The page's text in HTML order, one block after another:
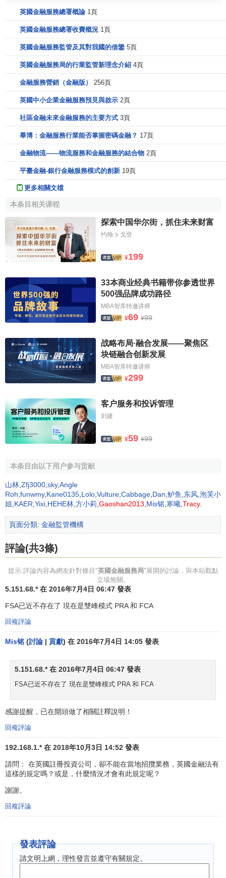
FSA宗旨
對金融服務行業進行監管。保持高效、有序、廉潔的
融市場。幫助中小消費者取得公平交易機會。
FSA目標
(一)維護英國金融市場及業界信心。
(二)促進公眾對金融制度的理解，瞭解不同類型投資和金
(三)確保業者有適當經營能力及財務結構
(四)監督、防範和打擊
FSA實現目標的基本原則
(一)重視成本與效益的
(三)重視金融管理及金融服務業國際化的本質，維護英國
競爭地位。
(四)在加之於公司的負擔和限制，以及對消費者和行業監
職責範圍
負責監管銀行、保險以及投資事業，包括證券和
而BOE主要任務維持金融穩定。
組織機構及主要職能(2000年11月)
政官(Chief Administrative Officer)一名，管理董事(managing
負責FSA總體政策制定。
(二)職能部門設置。在職能部門設置方面，董事會下設五
個部門，直接向董事會負責。同時在具體職能行使上FSA形
成三大職能板塊，一是首席行政官班子，二是負責金融監督
(Fianacial Supervision)的管理董事班子，主要對機構進行監
管；三是負責核准、執行和消費者聯繫的管理董事班子
(Authorisation, Enforcement & Consumer Relations)。三套
班子直接向董事會負責。
(三)具體職能部門：每個職能部門都有相關的董事負責。
●直接向董事會負責的部門
1、董事會秘書
(Company Secretary)：直接向主席會議
負責。
2、董事會總顧問辦公室(General Counsel to the
問，保險和友誼協會首席顧問。
3、聯絡和FSA公司事務(Communications & Corporate
聞發佈和說明。
4、質量保證及內部審計(Quality Assurance & Internal
Audit)：負責外部風險和銀行規則，內部風險以及質量保證、
5、首席行政官
英國金融服務總署概論 1頁
英國金融服務總署收費概況 1頁
英國金融服務監管及其對我國的借鑒 5頁
英國金融服務局的行業監管新理念介紹 4頁
金融服務營銷（金融版） 256頁
英國中小企業金融服務預見與啟示 2頁
社區金融未來金融服務的主要方式 3頁
畢博：金融服務行業能否掌握密碼金融？ 17頁
金融物流——物流服務和金融服務的結合物 2頁
平臺金融-銀行金融服務模式的創新 19頁
更多相關文檔
本条目相关课程
探索中国华尔街，抓住未来财富
约翰·s·戈登
¥199
33本商业经典书籍带你参透世界
500强品牌成功路径
MBA智库特邀讲师
¥69 ¥99
战略布局·融合发展——聚焦区
块链融合创新发展
MBA智库特邀讲师
¥299
客户服务和投诉管理
刘建
¥59 ¥99
本条目由以下用户参与贡献
山林 Zfj3000 sky,Angle
Roh funwmy, Kane0135 Lolo Vulture Cabbage Dan 鲈鱼 东风 泡芙小
姐 KAER Yixi HEHE林 方小莉 Gaoshan2013 Mis铭 寒曦 Tracy.
頁面分類: 金融監管機構
評論(共3條)
提示:評論內容為網友針對條目"英國金融服務局"展開的討論，與本站觀點
立場無關。
5.151.68.* 在 2016年7月4日 06:47 發表
FSA已近不存在了 現在是雙峰模式 PRA 和 FCA
回複評論
Mis铭 (討論 | 貢獻) 在 2016年7月4日 14:05 發表
5.151.68.* 在 2016年7月4日 06:47 發表
FSA已近不存在了 現在是雙峰模式 PRA 和 FCA
感謝提醒，已在開頭做了相關註釋說明！
回複評論
192.168.1.* 在 2018年10月3日 14:52 發表
請問： 在英國註冊投資公司，卻不能在當地招攬業務，英國金融法有
這樣的規定嗎？或是，什麼情況才會有此規定呢？
謝謝。
回複評論
發表評論
請文明上網，理性發言並遵守有關規定。